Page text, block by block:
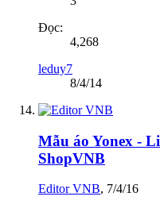
Đọc:
4,268
leduy7
8/4/14
Mẫu áo Yonex -
ShopVNB
Editor VNB, 7/4/16